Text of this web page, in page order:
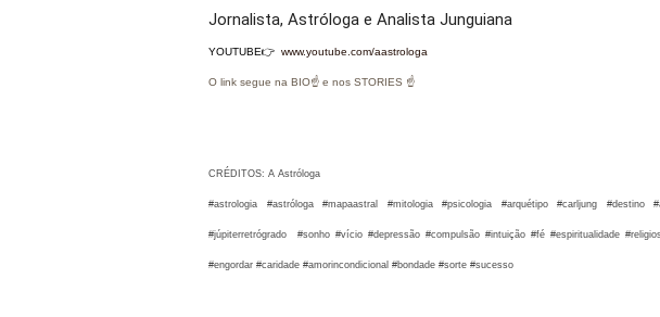
Jornalista, Astróloga e Analista Junguiana
YOUTUBE👉 www.youtube.com/aastrologa
O link segue na BIO☝ e nos STORIES ☝
CRÉDITOS: A Astróloga
#astrologia #astróloga #mapaastral #mitologia #psicologia #arquétipo #carljung #destino
#júpiterretrógrado #sonho #vício #depressão #compulsão #intuição #fé #espiritualidade
#engordar #caridade #amorincondicional #bondade #sorte #sucesso